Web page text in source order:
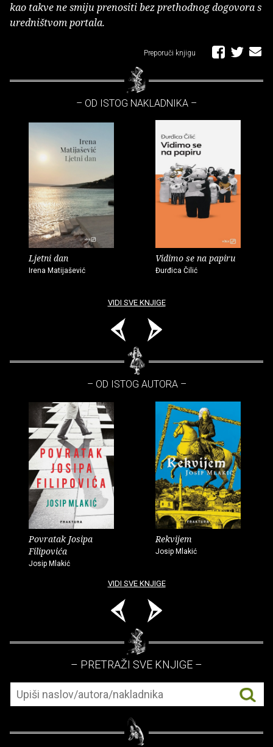
kao takve ne smiju prenositi bez prethodnog dogovora s
uredništvom portala.
Preporuči knjigu
– OD ISTOG NAKLADNIKA –
Ljetni dan
Irena Matijašević
Vidimo se na papiru
Đurđica Čilić
VIDI SVE KNJIGE
– OD ISTOG AUTORA –
Povratak Josipa
Filipovića
Josip Mlakić
Rekvijem
Josip Mlakić
VIDI SVE KNJIGE
– PRETRAŽI SVE KNJIGE –